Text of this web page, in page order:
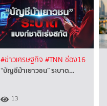
#ข่าวเศรษฐกิจ #TNN ช่อง16
“บัญชีม้าเยาวชน” ระบาด…
13